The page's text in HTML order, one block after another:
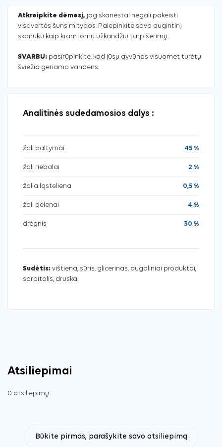
Atkreipkite dėmesį, jog skanėstai negali pakeisti
visavertės šuns mitybos. Palepinkite savo augintinį
skanuku kaip kramtomu užkandžiu tarp šėrimų.
SVARBU: pasirūpinkite, kad jūsų gyvūnas visuomet turėtų
šviežio geriamo vandens.
Analitinės sudedamosios dalys :
žali baltymai 45 %
žali riebalai 2 %
žalia ląsteliena 0,5 %
žali pelenai 4 %
drėgnis 30 %
Sudėtis: vištiena, sūris, glicerinas, augaliniai produktai,
sorbitolis, druska.
Atsiliepimai
0 atsiliepimų
Būkite pirmas, parašykite savo atsiliepimą